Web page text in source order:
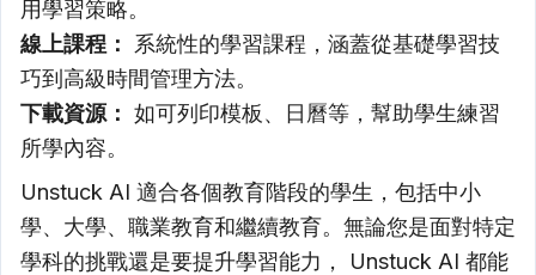
用學習策略。
線上課程：
系統性的學習課程，涵蓋從基礎學習技
巧到高級時間管理方法。
下載資源： 如可列印模板、日曆等，幫助學生練習
所學內容。
Unstuck AI 適合各個教育階段的學生，包括中小
學、大學、職業教育和繼續教育。無論您是面對特定
學科的挑戰還是要提升學習能力， Unstuck AI 都能